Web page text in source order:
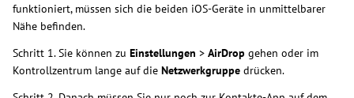
funktioniert, müssen sich die beiden iOS-Geräte in unmittelbarer
Nähe befinden.
Schritt 1. Sie können zu Einstellungen > AirDrop gehen oder im
Kontrollzentrum lange auf die Netzwerkgruppe drücken.